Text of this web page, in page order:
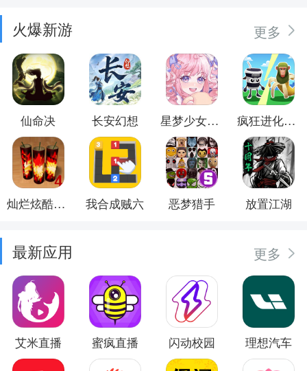
火爆新游 更多
仙命决 长安幻想 星梦少女换装 疯狂进化防卫战
灿烂炫酷模拟器 我合成贼六 恶梦猎手 放置江湖
最新应用 更多
艾米直播 蜜疯直播 闪动校园 理想汽车